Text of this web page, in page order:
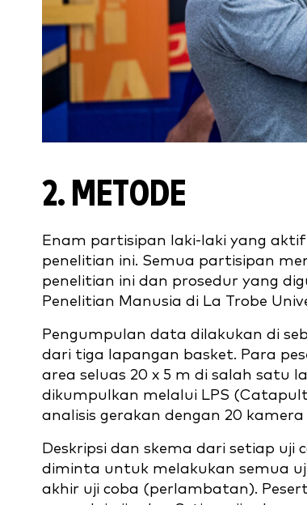
2. METODE
Enam partisipan laki-laki yang
penelitian ini. Semua partisipan
penelitian ini dan prosedur yang
Penelitian Manusia di La Trobe
Pengumpulan data dilakukan di
dari tiga lapangan basket. Para
area seluas 20 x 5 m di salah satu
dikumpulkan melalui LPS
analisis gerakan dengan 20
Deskripsi dan skema dari setiap uji
diminta untuk melakukan semua
akhir uji coba (perlambatan).